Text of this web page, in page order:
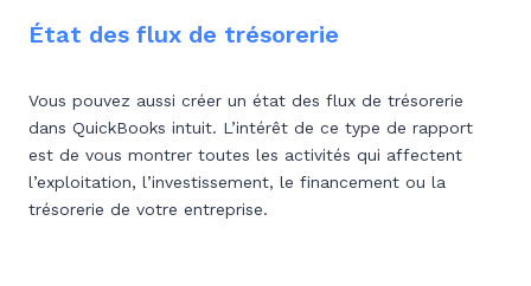
État des flux de trésorerie
Vous pouvez aussi créer un état des flux de trésorerie
dans QuickBooks intuit. L’intérêt de ce type de rapport
est de vous montrer toutes les activités qui affectent
l’exploitation, l’investissement, le financement ou la
trésorerie de votre entreprise.